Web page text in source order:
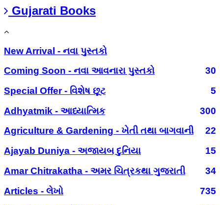
Gujarati Books
New Arrival - નવા પુસ્તકો
Coming Soon - નવા આવનારા પુસ્તકો
30
Special Offer - વિશેષ છૂટ
5
Adhyatmik - આધ્યાત્મિક
300
Agriculture & Gardening - ખેતી તથા બાગવાની
22
Ajayab Duniya - અજાયબ દુનિયા
15
Amar Chitrakatha - અમર ચિત્રકથા ગુજરાતી
34
Articles - લેખો
735